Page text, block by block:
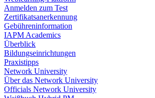
Anmelden zum Test
Zertifikatsanerkennung
Gebühreninformation
IAPM Academics
Überblick
Bildungseinrichtungen
Praxistipps
Network University
Über das Network University
Officials Network University